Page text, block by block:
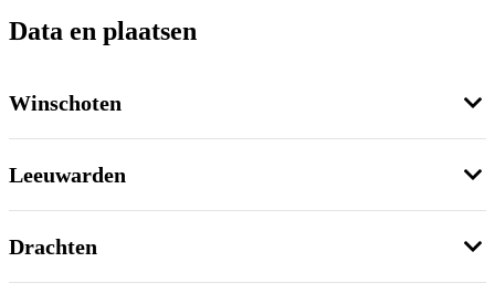
Data en plaatsen
Winschoten
Leeuwarden
Drachten